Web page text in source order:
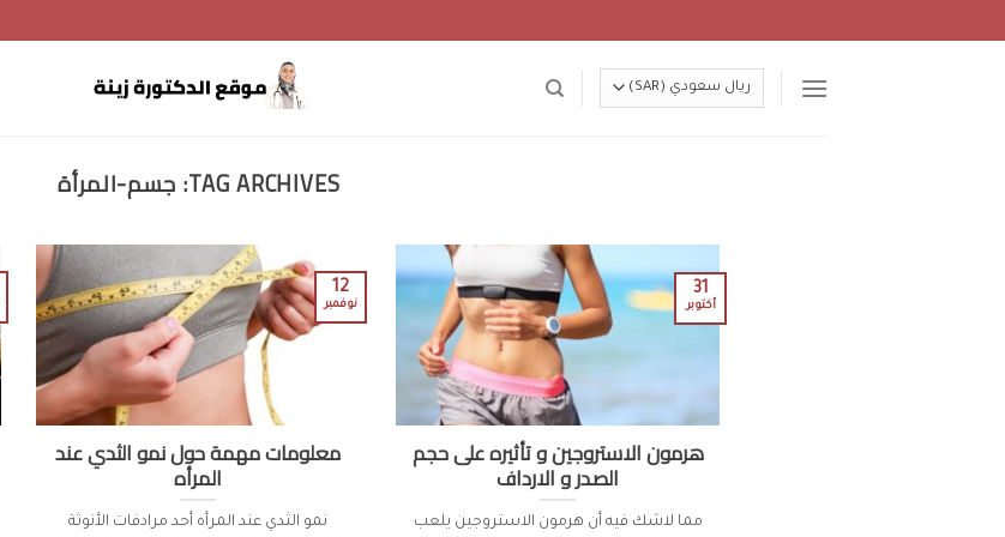
to
TAG ARCHIVES: جسم-المرأة
معلومات مهمة حول نمو الثدي عند
المرأه
نمو الثدي عند المرأه أحد مرادفات الأنوثة
12
نوفمبر
هرمون الاستروجين و تأثيره على حجم
الصدر و الارداف
مما لاشك فيه أن هرمون الاستروجين يلعب
31
أكتوبر